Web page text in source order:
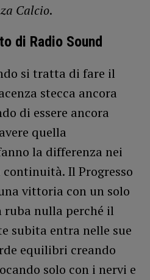
Calcio.
di Radio Sound
si tratta di fare il
stecca ancora
di essere ancora
quella
la differenza nei
Il Progresso
vittoria con un solo
nulla perché il
subita entra nelle sue
equilibri creando
solo con i nervi e